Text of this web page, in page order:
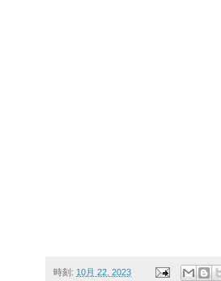
時刻: 10月 22, 2023